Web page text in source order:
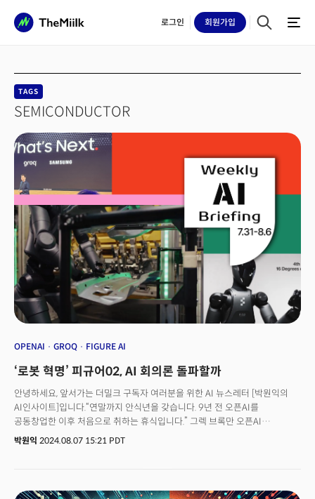
로그인 회원가입
TAGS
SEMICONDUCTOR
OPENAI GROQ FIGURE AI
‘로봇 혁명’ 피규어02, AI 회의론 돌파할까
안녕하세요, 앞서가는 더밀크 구독자 여러분을 위한 AI 뉴스레터 [박원익의
AI인사이트]입니다.“연말까지 안식년을 갖습니다. 9년 전 오픈AI를
공동창업한 이후 처음으로 취하는 휴식입니다.” 그렉 브록만 오픈AI
공동창업자 겸 사장(president)은 5일(현지시각) X(옛 트위터)에 올린 글을
레터에서는 대두된 생성 AI 거품론과 그 속에서 주요 AI 기업들이 어떻게
박원익 2024.08.07 15:21 PDT